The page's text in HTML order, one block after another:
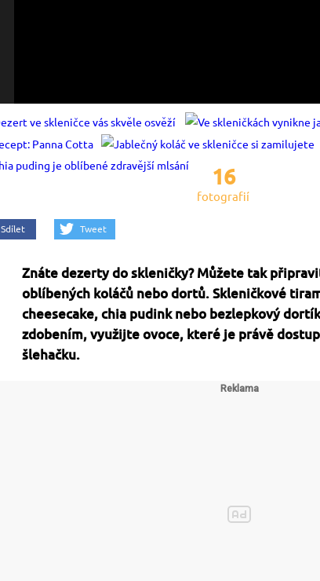
16
fotografií
Sdílet Tweet
Znáte dezerty do skleničky? Můžete tak
oblíbených koláčů nebo dortů. Skleničkové
cheesecake, chia pudink nebo bezlepkový
zdobením, využijte ovoce, které je právě
šlehačku.